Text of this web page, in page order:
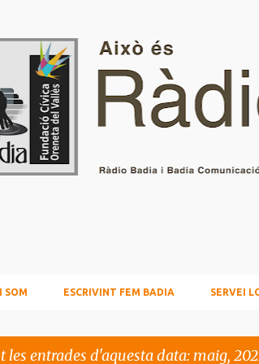
SOM ESCRIVINT FEM BADIA SERVEI
les entrades d'aquesta data: maig,